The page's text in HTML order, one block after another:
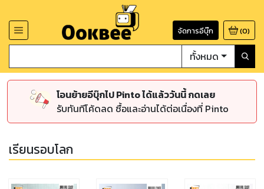
จัดการอีบุ๊ก (0)
ทั้งหมด
โอนย้ายอีบุ๊กไป Pinto ได้แล้ววันนี้ กดเลย
รับทันทีโค้ดลด ซื้อและอ่านได้ต่อเนื่องที่ Pinto
เรียนรอบโลก